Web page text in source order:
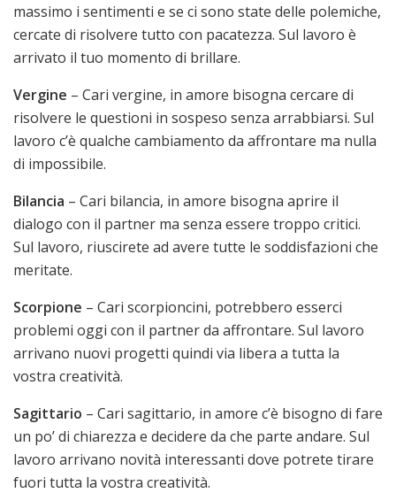
massimo i sentimenti e se ci sono state delle polemiche,
cercate di risolvere tutto con pacatezza. Sul lavoro è
arrivato il tuo momento di brillare.
Vergine – Cari vergine, in amore bisogna cercare di
risolvere le questioni in sospeso senza arrabbiarsi. Sul
lavoro c’è qualche cambiamento da affrontare ma nulla
di impossibile.
Bilancia – Cari bilancia, in amore bisogna aprire il
dialogo con il partner ma senza essere troppo critici.
Sul lavoro, riuscirete ad avere tutte le soddisfazioni che
meritate.
Scorpione – Cari scorpioncini, potrebbero esserci
problemi oggi con il partner da affrontare. Sul lavoro
arrivano nuovi progetti quindi via libera a tutta la
vostra creatività.
Sagittario – Cari sagittario, in amore c’è bisogno di fare
un po’ di chiarezza e decidere da che parte andare. Sul
lavoro arrivano novità interessanti dove potrete tirare
fuori tutta la vostra creatività.